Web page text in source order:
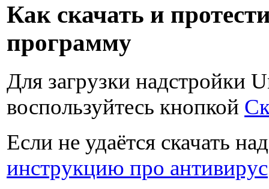
Как скачать и
программу
Для загрузки надстройки
воспользуйтесь кнопкой
Если не удаётся скачать
инструкцию про антивирус